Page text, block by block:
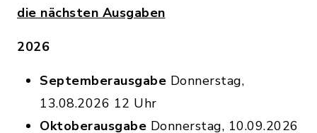
die nächsten Ausgaben
2026
Septemberausgabe Donnerstag,
13.08.2026 12 Uhr
Oktoberausgabe Donnerstag, 10.09.2026